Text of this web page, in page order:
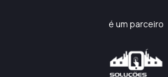
é um parceiro